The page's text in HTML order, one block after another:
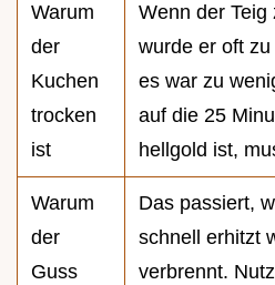
Warum
der
Kuchen
trocken
ist
Wenn der Teig
wurde er oft
es war zu
auf die 25
hellgold ist,
Warum
der
Guss
Das passiert,
schnell erhitzt
verbrennt.